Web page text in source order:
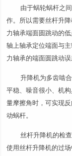
由于蜗轮蜗杆之
作。所以需要丝杆升
力轴承端面圆跳动的
轴上轴承定位端面与
力轴承的端面圆跳动
升降机为多齿啮
平稳、噪音很小、机
量摩擦角时，可实现
动蜗杆。
丝杆升降机的检
使用丝杆升降机的过